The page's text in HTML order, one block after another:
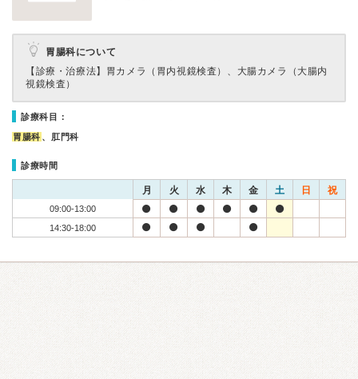
胃腸科について
【診療・治療法】 胃カメラ（胃内視鏡検査）、大腸カメラ（大腸内
視鏡検査）
診療科目：
胃腸科 、肛門科
診療時間
月 火 水 木 金 土 日 祝
09:00-13:00
14:30-18:00